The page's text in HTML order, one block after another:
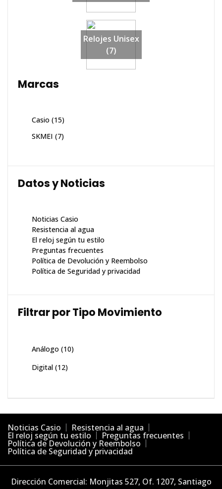
Relojes Unisex
(7)
Marcas
Casio (15)
SKMEI (7)
Datos y Noticias
Noticias Casio
Resistencia al agua
El reloj según tu estilo
Preguntas frecuentes
Política de Devolución y Reembolso
Política de Seguridad y privacidad
Filtrar por Tipo Movimiento
Análogo (10)
Digital (12)
Noticias Casio Resistencia al agua
El reloj según tu estilo Preguntas frecuentes
Política de Devolución y Reembolso
Política de Seguridad y privacidad
Dirección Comercial: Monjitas 527, Of. 1207, Santiago